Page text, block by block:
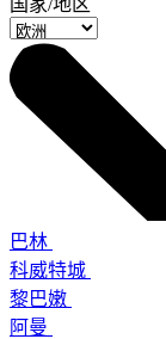
巴林
科威特城
黎巴嫩
阿曼